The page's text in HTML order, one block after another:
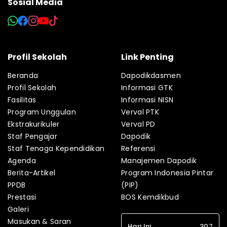
Sosial Media
Profil Sekolah
Beranda
Profil Sekolah
Fasilitas
Program Unggulan
Ekstrakurikuler
Staf Pengajar
Staf Tenaga Kependidikan
Agenda
Berita-Artikel
PPDB
Prestasi
Galeri
Masukan & Saran
Link Penting
Dapodikdasmen
Informasi GTK
Informasi NISN
Verval PTK
Verval PD
Dapodik
Referensi
Manajemen Dapodik
Program Indonesia Pintar
(PIP)
BOS Kemdikbud